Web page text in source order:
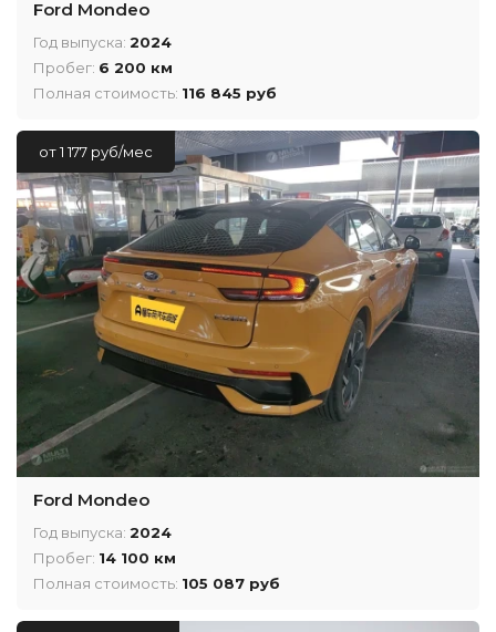
Ford Mondeo
Год выпуска: 2024
Пробег: 6 200 км
Полная стоимость: 116 845 руб
от 1 177 руб/мес
Ford Mondeo
Год выпуска: 2024
Пробег: 14 100 км
Полная стоимость: 105 087 руб